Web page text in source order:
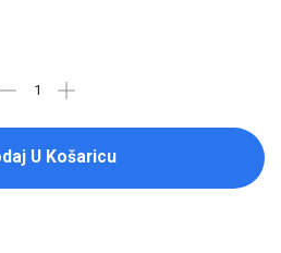
U Košaricu